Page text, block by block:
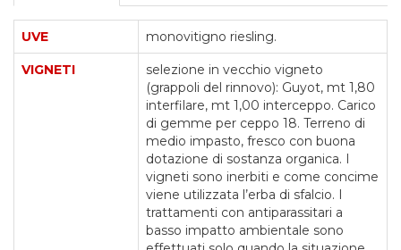
UVE monovitigno riesling.
VIGNETI
selezione in vecchio vigneto
(grappoli del rinnovo): Guyot, mt 1,80
interfilare, mt 1,00 interceppo. Carico
di gemme per ceppo 18. Terreno di
medio impasto, fresco con buona
dotazione di sostanza organica. I
vigneti sono inerbiti e come concime
viene utilizzata l’erba di sfalcio. I
trattamenti con antiparassitari a
basso impatto ambientale sono